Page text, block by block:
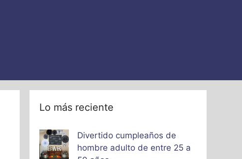
Lo más reciente
Divertido cumpleaños de
hombre adulto de entre 25 a